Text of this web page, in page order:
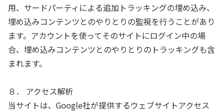
用、サードパーティによる追加トラッキングの埋め込み、
埋め込みコンテンツとのやりとりの監視を行うことがあり
ます。アカウントを使ってそのサイトにログイン中の場
合、埋め込みコンテンツとのやりとりのトラッキングも含
まれます。
８． アクセス解析
当サイトは、Google社が提供するウェブサイトアクセス